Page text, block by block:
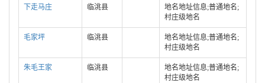
下走马庄 临洮县
地名地址信息;普通地名;
村庄级地名
毛家坪 临洮县
地名地址信息;普通地名;
村庄级地名
朱毛王家 临洮县
地名地址信息;普通地名;
村庄级地名